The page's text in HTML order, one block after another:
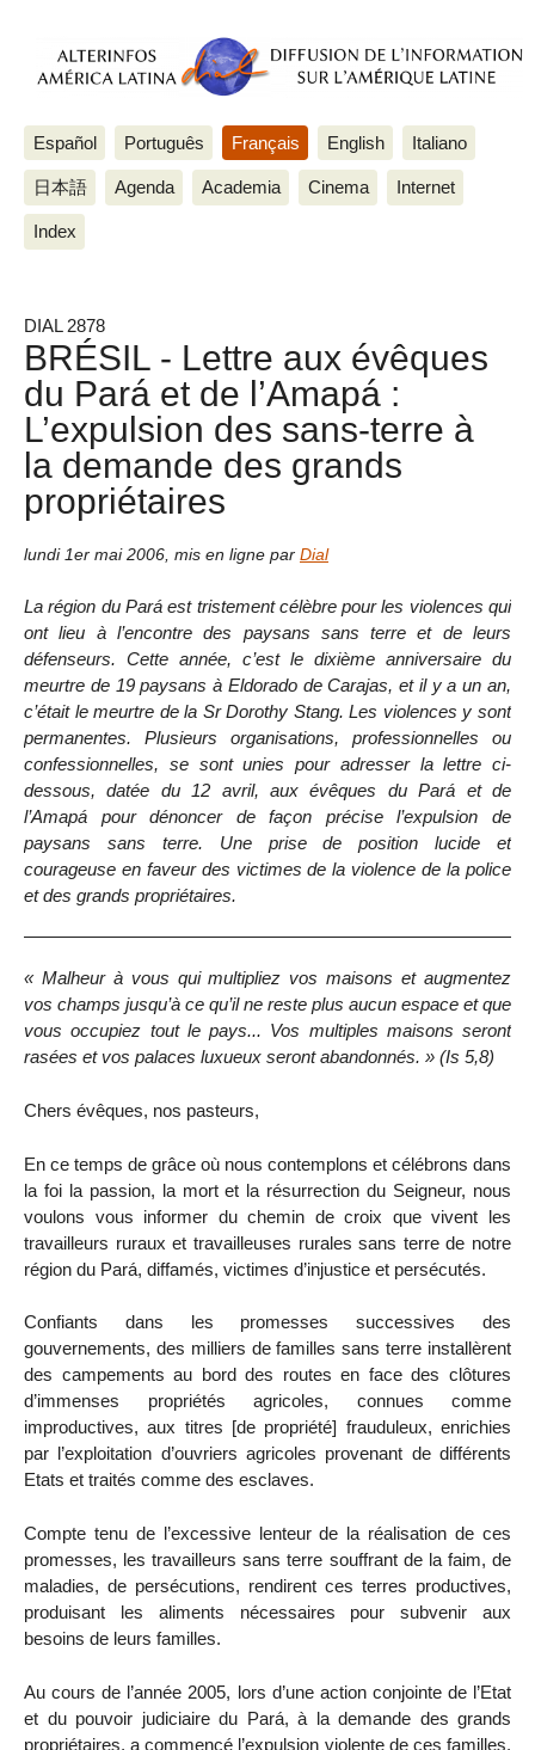
Español Português Français English Italiano
日本語 Agenda Academia Cinema Internet
Index
DIAL 2878
BRÉSIL - Lettre aux évêques
du Pará et de l’Amapá :
L’expulsion des sans-terre à
la demande des grands
propriétaires
lundi 1er mai 2006 mis en ligne par Dial
La région du Pará est tristement célèbre pour les violences qui
ont lieu à l’encontre des paysans sans terre et de leurs
défenseurs. Cette année, c’est le dixième anniversaire du
meurtre de 19 paysans à Eldorado de Carajas, et il y a un an,
c’était le meurtre de la Sr Dorothy Stang. Les violences y sont
permanentes. Plusieurs organisations, professionnelles ou
confessionnelles, se sont unies pour adresser la lettre ci-
dessous, datée du 12 avril, aux évêques du Pará et de
l’Amapá pour dénoncer de façon précise l’expulsion de
paysans sans terre. Une prise de position lucide et
courageuse en faveur des victimes de la violence de la police
et des grands propriétaires.
« Malheur à vous qui multipliez vos maisons et augmentez
vos champs jusqu’à ce qu’il ne reste plus aucun espace et que
vous occupiez tout le pays... Vos multiples maisons seront
rasées et vos palaces luxueux seront abandonnés. » (Is 5,8)
Chers évêques, nos pasteurs,
En ce temps de grâce où nous contemplons et célébrons dans
la foi la passion, la mort et la résurrection du Seigneur, nous
voulons vous informer du chemin de croix que vivent les
travailleurs ruraux et travailleuses rurales sans terre de notre
région du Pará, diffamés, victimes d’injustice et persécutés.
Confiants dans les promesses successives des
gouvernements, des milliers de familles sans terre installèrent
des campements au bord des routes en face des clôtures
d’immenses propriétés agricoles, connues comme
improductives, aux titres [de propriété] frauduleux, enrichies
par l’exploitation d’ouvriers agricoles provenant de différents
Etats et traités comme des esclaves.
Compte tenu de l’excessive lenteur de la réalisation de ces
promesses, les travailleurs sans terre souffrant de la faim, de
maladies, de persécutions, rendirent ces terres productives,
produisant les aliments nécessaires pour subvenir aux
besoins de leurs familles.
Au cours de l’année 2005, lors d’une action conjointe de l’Etat
et du pouvoir judiciaire du Pará, à la demande des grands
propriétaires, a commencé l’expulsion violente de ces familles.